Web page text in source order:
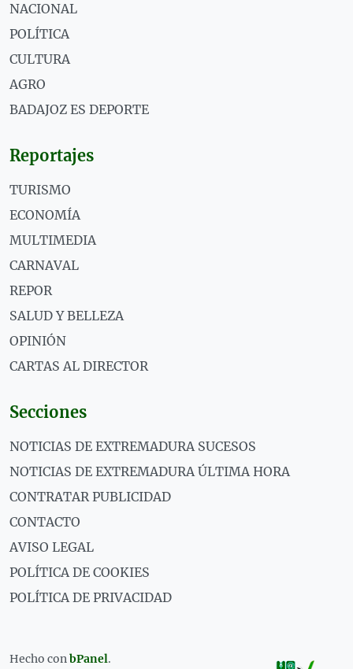
NACIONAL
POLÍTICA
CULTURA
AGRO
BADAJOZ ES DEPORTE
Reportajes
TURISMO
ECONOMÍA
MULTIMEDIA
CARNAVAL
REPOR
SALUD Y BELLEZA
OPINIÓN
CARTAS AL DIRECTOR
Secciones
NOTICIAS DE EXTREMADURA SUCESOS
NOTICIAS DE EXTREMADURA ÚLTIMA HORA
CONTRATAR PUBLICIDAD
CONTACTO
AVISO LEGAL
POLÍTICA DE COOKIES
POLÍTICA DE PRIVACIDAD
Hecho conbPanel.